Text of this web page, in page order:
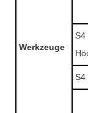
Werkzeuge
S4
S4